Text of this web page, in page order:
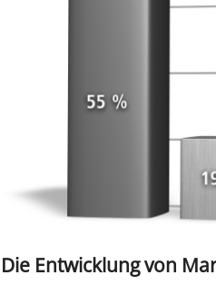
Die Entwicklung von